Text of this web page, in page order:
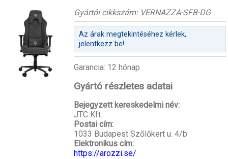
Gyártói cikkszám: VERNAZZA-SFB-DG
Az árak megtekintéséhez kérlek,
jelentkezz be!
Garancia: 12 hónap
Gyártó részletes adatai
Bejegyzett kereskedelmi név:
JTC Kft.
Postai cím:
1033 Budapest Szőlőkert u. 4/b
Elektronikus cím:
https://arozzi.se/